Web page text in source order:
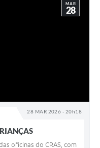
28 MAR 2026 - 20h18
MAR
28
oficinas do CRAS, com